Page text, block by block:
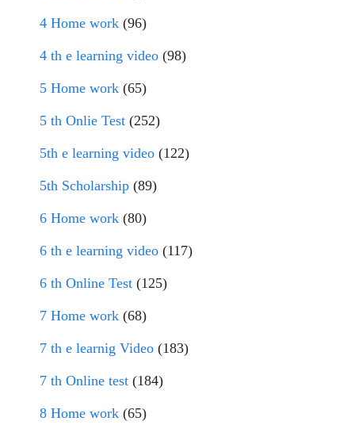
4 Home work (96)
4 th e learning video (98)
5 Home work (65)
5 th Onlie Test (252)
5th e learning video (122)
5th Scholarship (89)
6 Home work (80)
6 th e learning video (117)
6 th Online Test (125)
7 Home work (68)
7 th e learnig Video (183)
7 th Online test (184)
8 Home work (65)